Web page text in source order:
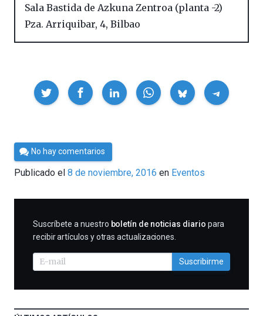
Sala Bastida de Azkuna Zentroa (planta -2)
Pza. Arriquibar, 4, Bilbao
Compartir
Por
Cultura
Cientifica
No hay comentarios
Publicado el 8 de noviembre, 2016 en Eventos
SUSCRIBIRME
Suscríbete a nuestro boletín de noticias diario para
recibir artículos y otras actualizaciones.
Suscribirme